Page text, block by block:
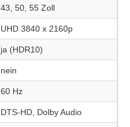
43, 50, 55 Zoll
UHD 3840 x 2160p
ja (HDR10)
nein
60 Hz
DTS-HD, Dolby Audio